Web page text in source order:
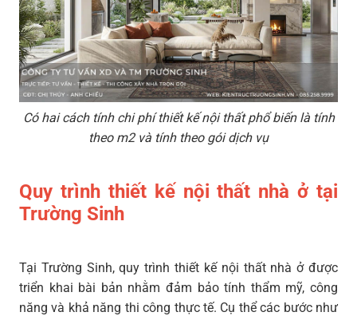
Có hai cách tính chi phí thiết kế nội thất phổ biến là tính
theo m2 và tính theo gói dịch vụ
Quy trình thiết kế nội thất nhà ở tại
Trường Sinh
Tại Trường Sinh, quy trình thiết kế nội thất nhà ở được
triển khai bài bản nhằm đảm bảo tính thẩm mỹ, công
năng và khả năng thi công thực tế. Cụ thể các bước như